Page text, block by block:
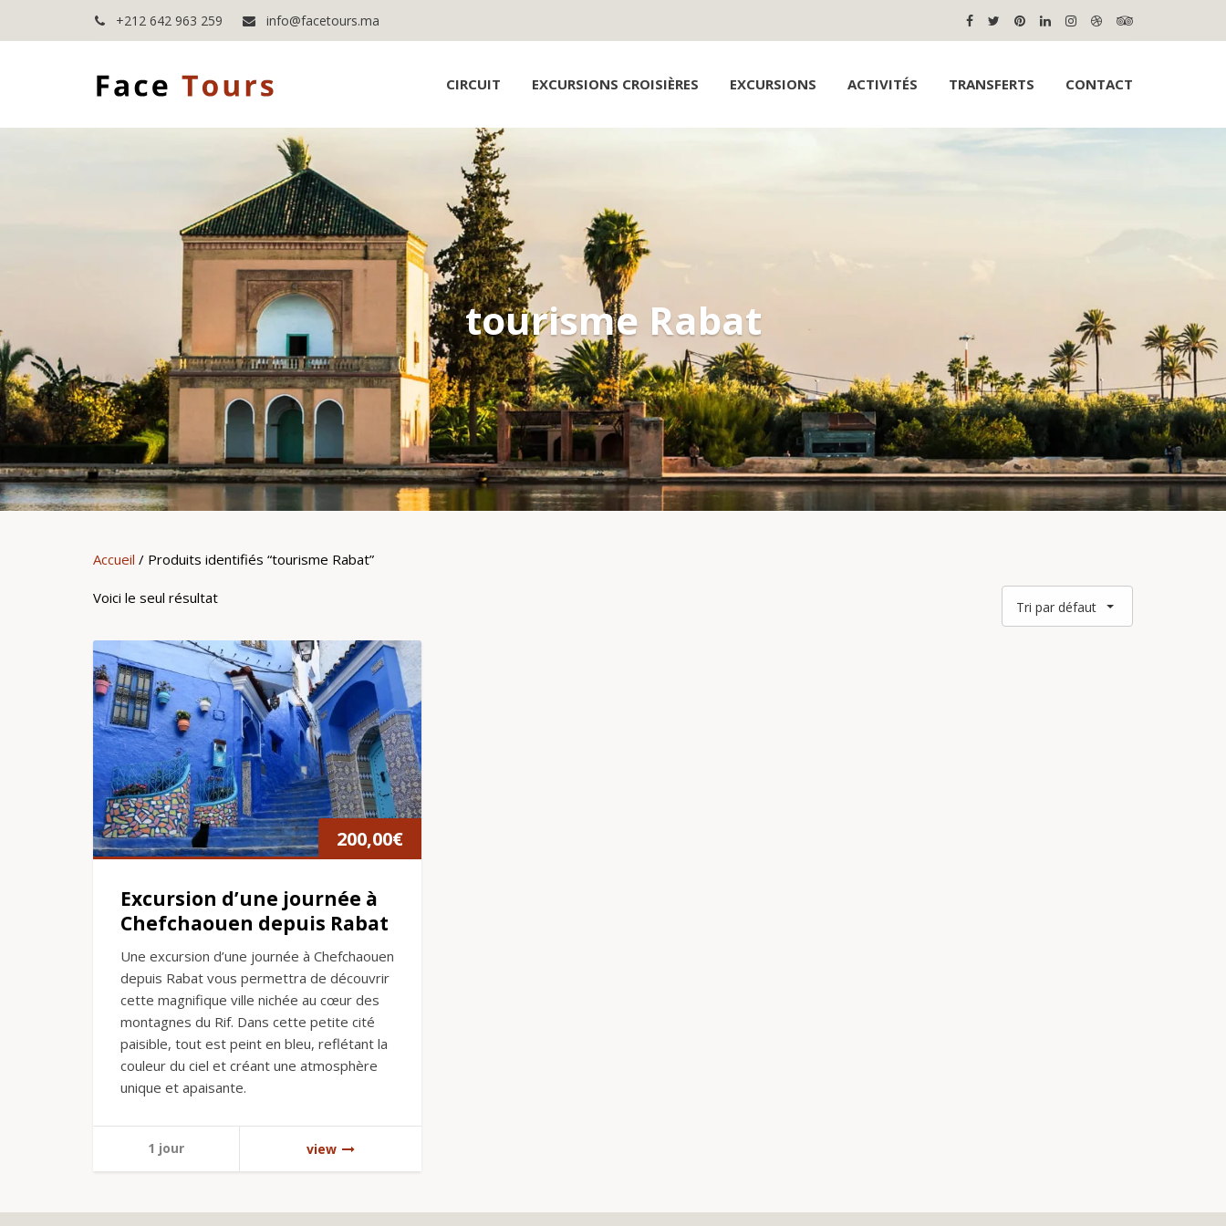
+212 642 963 259 info@facetours.ma
CIRCUIT EXCURSIONS CROISIÈRES EXCURSIONS ACTIVITÉS TRANSFERTS CONTACT
tourisme Rabat
Accueil / Produits identifiés “tourisme Rabat”
Voici le seul résultat
Tri par défaut
200,00€
Excursion d’une journée à
Chefchaouen depuis Rabat
Une excursion d’une journée à Chefchaouen
depuis Rabat vous permettra de découvrir
cette magnifique ville nichée au cœur des
montagnes du Rif. Dans cette petite cité
paisible, tout est peint en bleu, reflétant la
couleur du ciel et créant une atmosphère
unique et apaisante.
1 jour view